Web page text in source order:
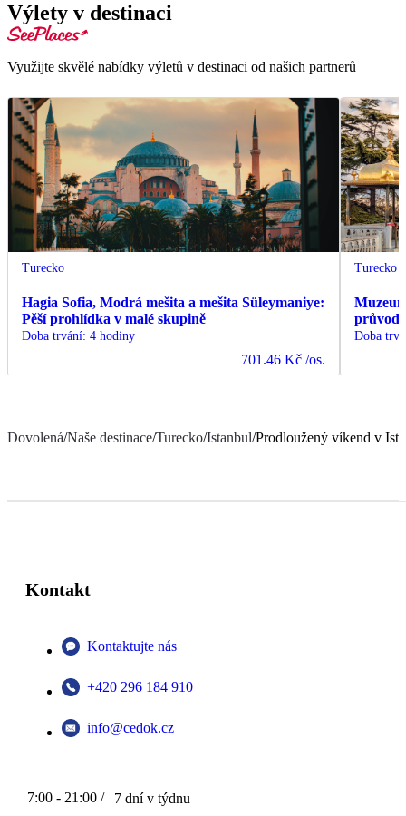
Výlety v destinaci
Využijte skvělé nabídky výletů v destinaci od našich partnerů
Turecko
Hagia Sofia, Modrá mešita a mešita Süleymaniye:
Pěší prohlídka v malé skupině
Doba trvání: 4 hodiny
701.46 Kč /os.
Turecko
Doba
Dovolená/Naše destinace/Turecko/Istanbul/Prodloužený víkend v
Kontakt
Kontaktujte nás
+420 296 184 910
info@cedok.cz
7:00 - 21:00 / 7 dní v týdnu